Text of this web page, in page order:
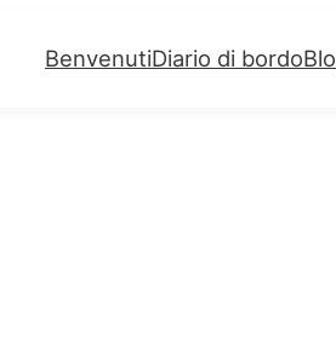
BenvenutiDiario di bordo